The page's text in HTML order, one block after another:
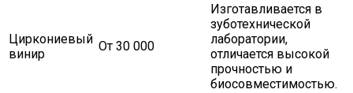
Циркониевый
винир
От 30 000
Изготавливается в
зуботехнической
лаборатории,
отличается высокой
прочностью и
биосовместимостью.